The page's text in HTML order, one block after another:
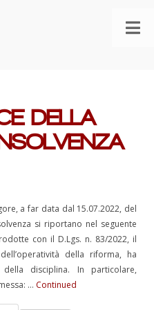
DELLA
a far data dal 15.07.2022, del
si riportano nel seguente
con il D.Lgs. n. 83/2022, il
della riforma, ha
disciplina. In particolare,
… Continued